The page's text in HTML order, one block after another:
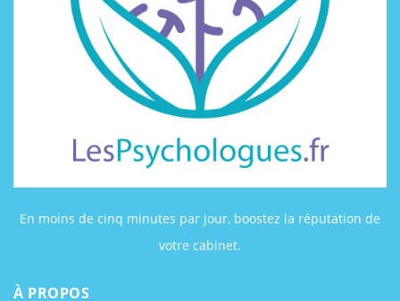
En moins de cinq minutes par jour, boostez la réputation de
votre cabinet.
À PROPOS